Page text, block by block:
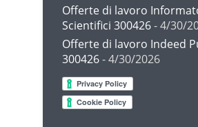
Offerte di lavoro
Scientifici 300426- 4/30/
Offerte di lavoro Indeed
300426- 4/30/2026